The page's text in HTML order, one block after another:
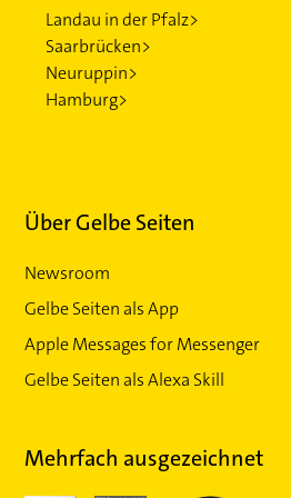
Landau in der Pfalz>
Saarbrücken>
Neuruppin>
Hamburg>
Über Gelbe Seiten
Newsroom
Gelbe Seiten als App
Apple Messages for Messenger
Gelbe Seiten als Alexa Skill
Mehrfach ausgezeichnet